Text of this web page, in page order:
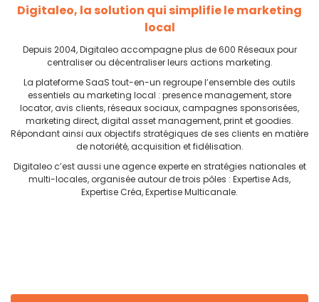
Digitaleo, la solution qui simplifie le marketing
local
Depuis 2004, Digitaleo accompagne plus de 600 Réseaux pour
centraliser ou décentraliser leurs actions marketing.
La plateforme SaaS tout-en-un regroupe l’ensemble des outils
essentiels au marketing local : presence management, store
locator, avis clients, réseaux sociaux, campagnes sponsorisées,
marketing direct, digital asset management, print et goodies.
Répondant ainsi aux objectifs stratégiques de ses clients en matière
de notoriété, acquisition et fidélisation.
Digitaleo c’est aussi une agence experte en stratégies nationales et
multi-locales, organisée autour de trois pôles : Expertise Ads,
Expertise Créa, Expertise Multicanale.